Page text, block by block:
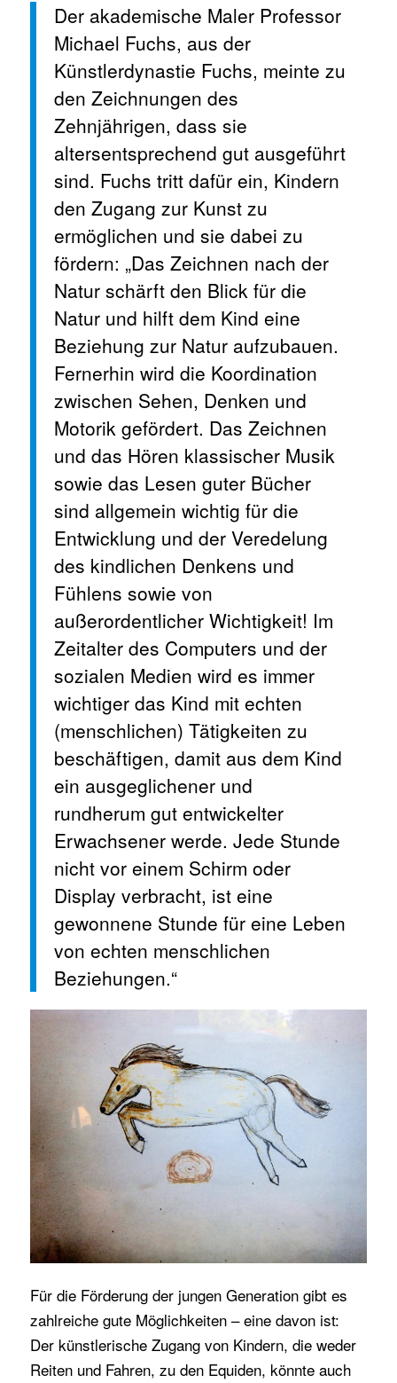
Der akademische Maler Professor
Michael Fuchs, aus der
Künstlerdynastie Fuchs, meinte zu
den Zeichnungen des
Zehnjährigen, dass sie
altersentsprechend gut ausgeführt
sind. Fuchs tritt dafür ein, Kindern
den Zugang zur Kunst zu
ermöglichen und sie dabei zu
fördern: „Das Zeichnen nach der
Natur schärft den Blick für die
Natur und hilft dem Kind eine
Beziehung zur Natur aufzubauen.
Fernerhin wird die Koordination
zwischen Sehen, Denken und
Motorik gefördert. Das Zeichnen
und das Hören klassischer Musik
sowie das Lesen guter Bücher
sind allgemein wichtig für die
Entwicklung und der Veredelung
des kindlichen Denkens und
Fühlens sowie von
außerordentlicher Wichtigkeit! Im
Zeitalter des Computers und der
sozialen Medien wird es immer
wichtiger das Kind mit echten
(menschlichen) Tätigkeiten zu
beschäftigen, damit aus dem Kind
ein ausgeglichener und
rundherum gut entwickelter
Erwachsener werde. Jede Stunde
nicht vor einem Schirm oder
Display verbracht, ist eine
gewonnene Stunde für eine Leben
von echten menschlichen
Beziehungen.“
Für die Förderung der jungen Generation gibt es
zahlreiche gute Möglichkeiten – eine davon ist:
Der künstlerische Zugang von Kindern, die weder
Reiten und Fahren, zu den Equiden, könnte auch